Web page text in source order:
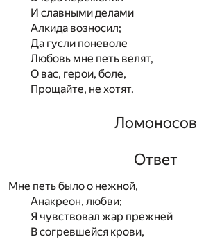
И славными делами
Алкида возносил;
Да гусли поневоле
Любовь мне петь велят,
О вас, герои, боле,
Прощайте, не хотят.
Ломоносов
Ответ
Мне петь было о нежной,
Анакреон, любви;
Я чувствовал жар прежней
В согревшейся крови,